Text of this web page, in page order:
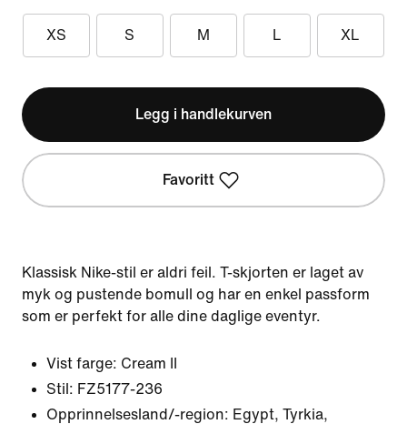
XS S M L XL
Legg i handlekurven
Favoritt
Klassisk Nike-stil er aldri feil. T-skjorten er laget av
myk og pustende bomull og har en enkel passform
som er perfekt for alle dine daglige eventyr.
Vist farge: Cream II
Stil: FZ5177-236
Opprinnelsesland/-region: Egypt, Tyrkia,